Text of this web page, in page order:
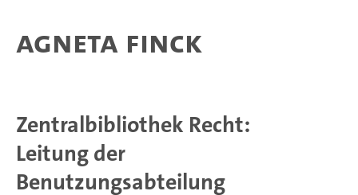
Agneta Finck
Zentralbibliothek Recht:
Leitung der
Benutzungsabteilung